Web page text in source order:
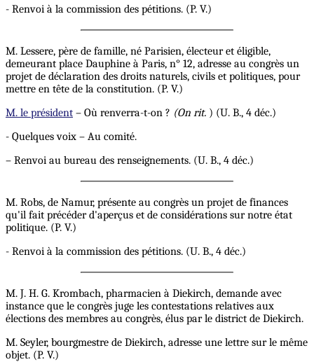
- Renvoi à la commission des pétitions. (P. V.)
M. Lessere, père de famille, né Parisien, électeur et éligible,
demeurant place Dauphine à Paris, n° 12, adresse au congrès un
projet de déclaration des droits naturels, civils et politiques, pour
mettre en tête de la constitution. (P. V.)
M. le président – Où renverra-t-on ? (On rit. ) (U. B., 4 déc.)
- Quelques voix – Au comité.
– Renvoi au bureau des renseignements. (U. B., 4 déc.)
M. Robs, de Namur, présente au congrès un projet de finances
qu'il fait précéder d'aperçus et de considérations sur notre état
politique. (P. V.)
- Renvoi à la commission des pétitions. (U. B., 4 déc.)
M. J. H. G. Krombach, pharmacien à Diekirch, demande avec
instance que le congrès juge les contestations relatives aux
élections des membres au congrès, élus par le district de Diekirch.
M. Seyler, bourgmestre de Diekirch, adresse une lettre sur le même
objet. (P. V.)